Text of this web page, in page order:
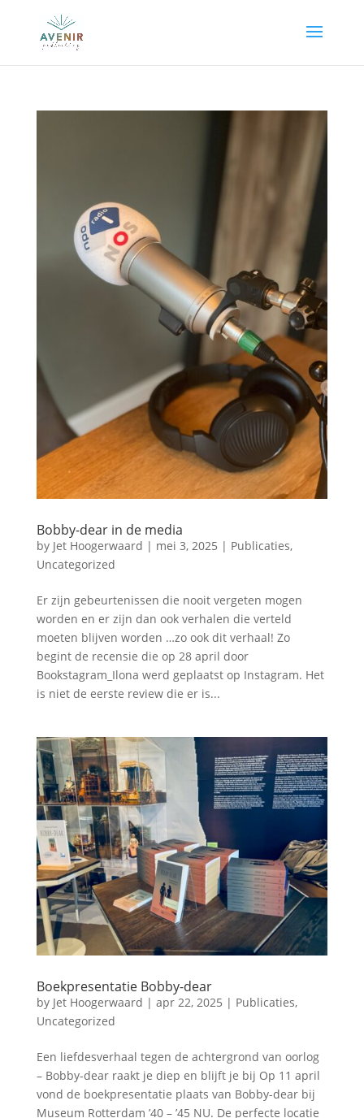
Bobby-dear in de media
by Jet Hoogerwaard | mei 3, 2025 | Publicaties,
Uncategorized
Er zijn gebeurtenissen die nooit vergeten mogen
worden en er zijn dan ook verhalen die verteld
moeten blijven worden …zo ook dit verhaal! Zo
begint de recensie die op 28 april door
Bookstagram_Ilona werd geplaatst op Instagram. Het
is niet de eerste review die er is...
Boekpresentatie Bobby-dear
by Jet Hoogerwaard | apr 22, 2025 | Publicaties,
Uncategorized
Een liefdesverhaal tegen de achtergrond van oorlog
– Bobby-dear raakt je diep en blijft je bij Op 11 april
vond de boekpresentatie plaats van Bobby-dear bij
Museum Rotterdam ’40 – ’45 NU. De perfecte locatie